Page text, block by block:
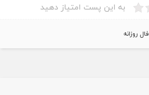
به این پست امتیاز دهید
فال روزانه